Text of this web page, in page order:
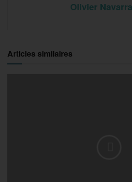
Olivier
Articles similaires